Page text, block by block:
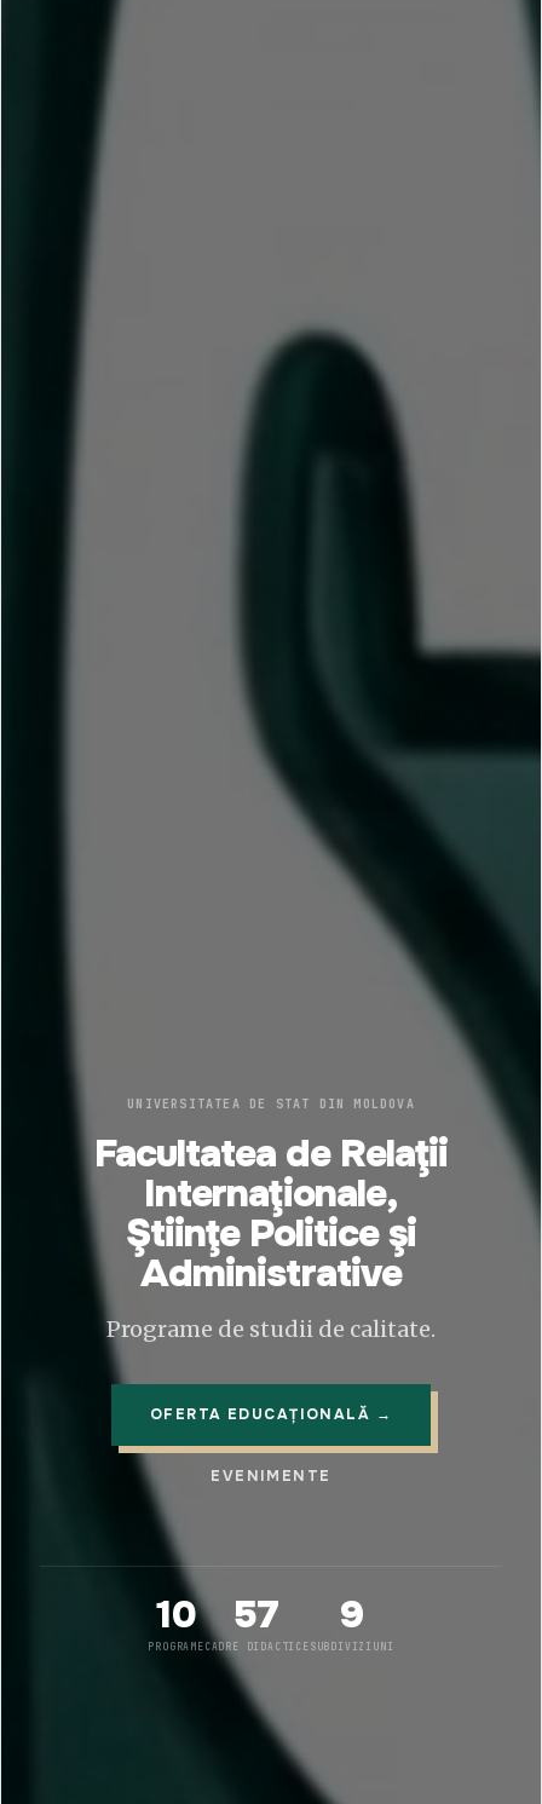
UNIVERSITATEA DE STAT DIN MOLDOVA
Facultatea de Relaţii
Internaţionale,
Ştiinţe Politice şi
Administrative
Programe de studii de calitate.
OFERTA EDUCAȚIONALĂ →
EVENIMENTE
10
PROGRAME
57
CADRE DIDACTICE
9
SUBDIVIZIUNI